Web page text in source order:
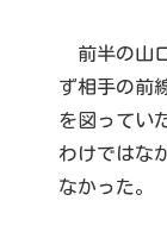
前半の山
ず相手の前
を図ってい
わけではな
なかった。